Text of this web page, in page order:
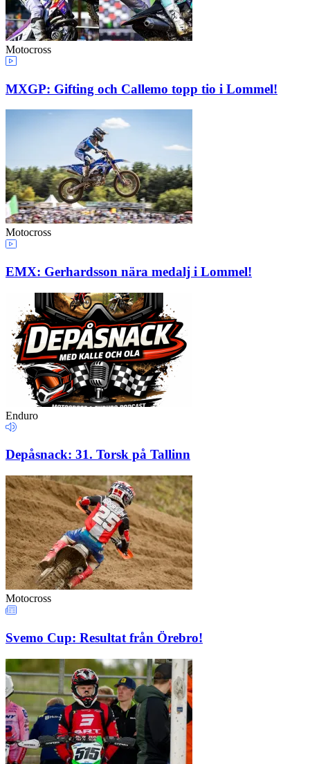
Motocross
MXGP: Gifting och Callemo topp tio i Lommel!
Motocross
EMX: Gerhardsson nära medalj i Lommel!
Enduro
Depåsnack: 31. Torsk på Tallinn
Motocross
Svemo Cup: Resultat från Örebro!